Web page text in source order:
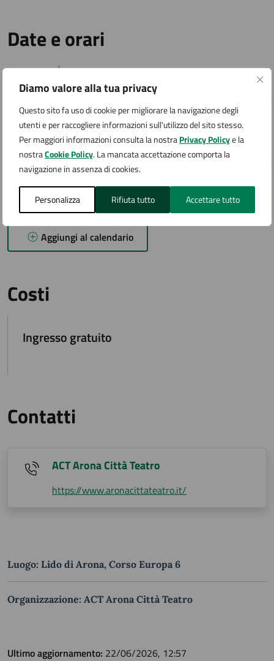
Diamo valore alla tua privacy
Questo sito fa uso di cookie per migliorare la navigazione degli
utenti e per raccogliere informazioni sull'utilizzo del sito stesso.
Per maggiori informazioni consulta la nostraPrivacy Policye la
nostraCookie Policy. La mancata accettazione comporta la
navigazione in assenza di cookies.
Personalizza Rifiuta tutto Accettare tutto
Date e orari
01
SET
21:00 - Inizio evento
01
SET
22:00 - Fine evento
Aggiungi al calendario
Costi
Ingresso gratuito
Contatti
ACT Arona Città Teatro
https://www.aronacittateatro.it/
Luogo: Lido di Arona, Corso Europa 6
Organizzazione: ACT Arona Città Teatro
Ultimo aggiornamento: 22/06/2026, 12:57